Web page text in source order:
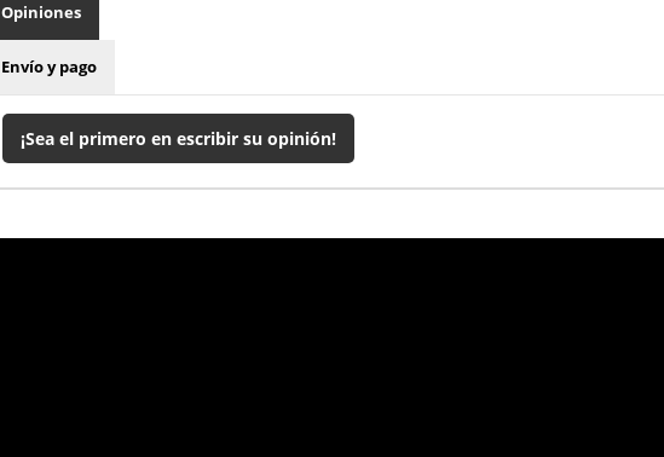
Opiniones
Envío y pago
¡Sea el primero en escribir su opinión!